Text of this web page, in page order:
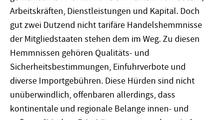
Arbeitskräften, Dienstleistungen und Kapital. Doch
gut zwei Dutzend nicht tarifäre Handelshemmnisse
der Mitgliedstaaten stehen dem im Weg. Zu diesen
Hemmnissen gehören Qualitäts- und
Sicherheitsbestimmungen, Einfuhrverbote und
diverse Importgebühren. Diese Hürden sind nicht
unüberwindlich, offenbaren allerdings, dass
kontinentale und regionale Belange innen- und